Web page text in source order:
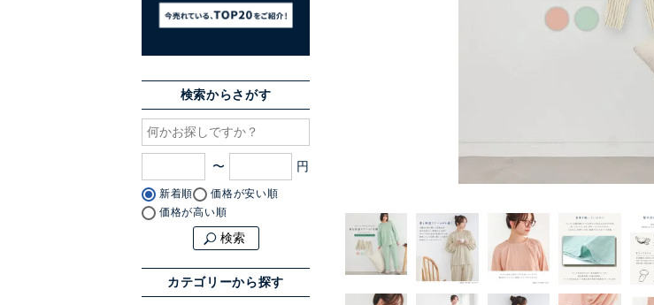
検索からさがす
〜
新着順
価格が安い順
価格が高い順
検索
カテゴリーから探す